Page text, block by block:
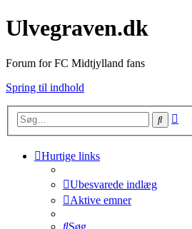
Ulvegraven.dk
Forum for FC Midtjylland fans
Spring til indhold
Søg
Hurtige links
Ubesvarede indlæg
Aktive emner